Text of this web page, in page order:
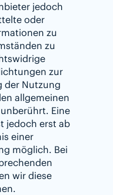
jedoch
oder
zu
zu
zur
der Nutzung
allgemeinen
Eine
jedoch erst ab
einer
möglich. Bei
wir diese